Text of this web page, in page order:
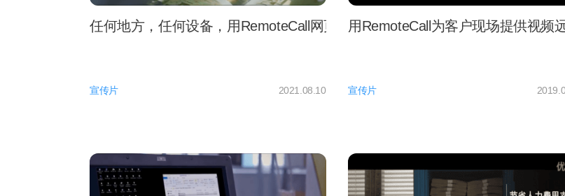
任何地方，任何设备，用RemoteCall网页版轻松远程支持！
宣传片 2021.08.10
用RemoteCall为客户现场提供视频
宣传片